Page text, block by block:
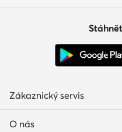
Zákaznický servis
O nás